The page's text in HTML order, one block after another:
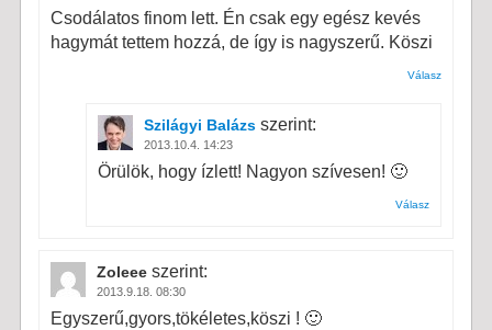
Csodálatos finom lett. Én csak egy egész kevés
hagymát tettem hozzá, de így is nagyszerű. Köszi
Válasz
Szilágyi Balázs szerint:
2013.10.4. 14:23
Örülök, hogy ízlett! Nagyon szívesen! 🙂
Válasz
Zoleee szerint:
2013.9.18. 08:30
Egyszerű,gyors,tökéletes,köszi ! 🙂